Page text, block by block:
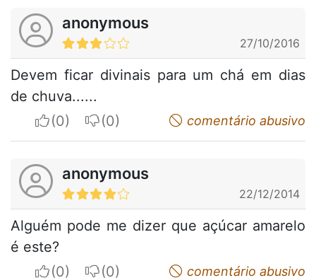
anonymous
27/10/2016
Devem ficar divinais para um chá em dias
de chuva......
I apreciateI do not appreciatecomentário abusivo
anonymous
22/12/2014
Alguém pode me dizer que açúcar amarelo
é este?
I apreciateI do not appreciatecomentário abusivo